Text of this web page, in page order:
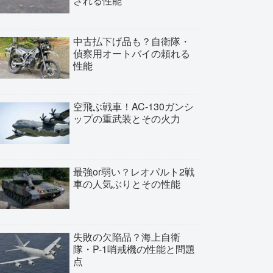
中古払下げ品も？自衛隊・
偵察用オートバイの頼れる
性能
空飛ぶ戦車！AC-130ガンシ
ップの重武装とその火力
最強or弱い？レオパルト2戦
車の人気ぶりとその性能
失敗の欠陥品？海上自衛
隊・P-1哨戒機の性能と問題
点